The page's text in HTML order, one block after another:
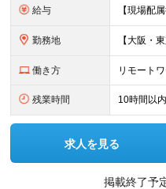
給与
勤務地
働き方 リモート
残業時間 10時間以内
求人を見る
掲載終了予